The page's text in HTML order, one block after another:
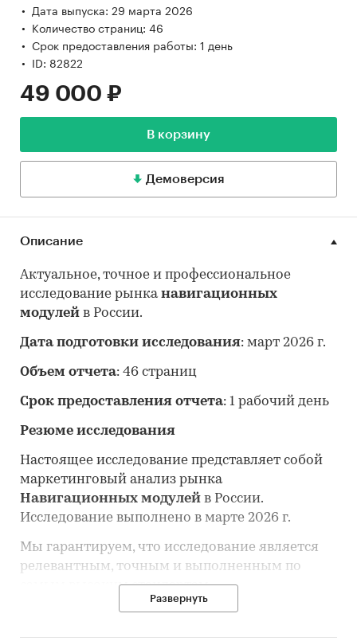
Дата выпуска: 29 марта 2026
Количество страниц: 46
Срок предоставления работы: 1 день
ID: 82822
49 000 ₽
В корзину
Демоверсия
Описание
Актуальное, точное и профессиональное
исследование рынканавигационных
модулей в России.
Дата подготовки исследования: март 2026 г.
Объем отчета: 46 страниц
Срок предоставления отчета: 1 рабочий день
Резюме исследования
Настоящее исследование представляет собой
маркетинговый анализ рынка
Навигационных модулей в России.
Исследование выполнено в марте 2026 г.
Мы гарантируем, что исследование является
релевантным, точным и выполненным по
самым высоким стандартам
исследовательской и аналитической работы.
В ходе исследования анализировались
Развернуть